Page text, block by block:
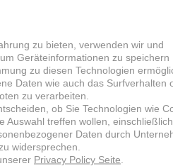
zu bieten, verwenden wir und
Geräteinformationen zu speichern
zu diesen Technologien
Daten wie auch das Surfverhalten
zu verarbeiten.
ob Sie Technologien wie
Auswahl treffen wollen,
Daten durch
widersprechen.
Privacy Policy Seite